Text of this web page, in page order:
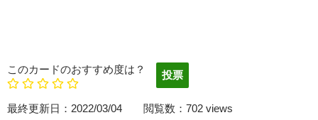
このカードのおすすめ度は？
最終更新日：2022/03/04 閲覧数：702 views